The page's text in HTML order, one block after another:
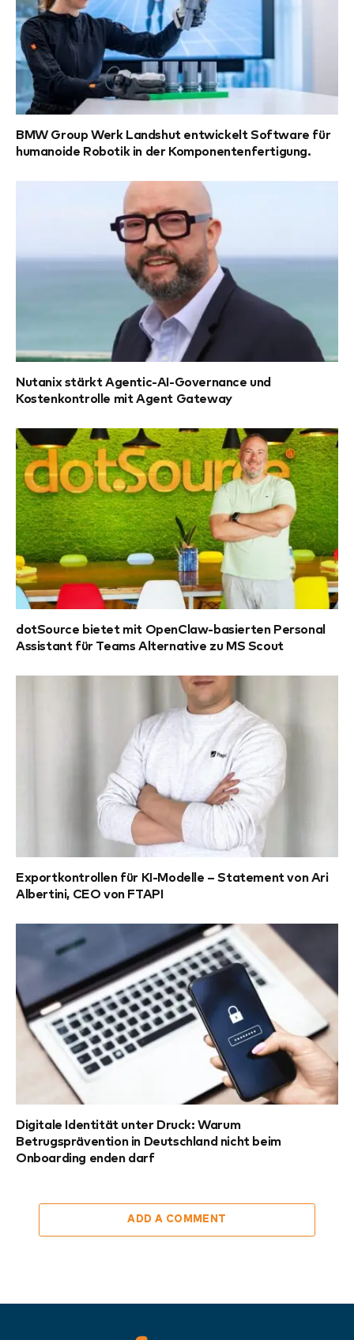
BMW Group Werk Landshut entwickelt Software für
humanoide Robotik in der Komponentenfertigung.
Nutanix stärkt Agentic-AI-Governance und
Kostenkontrolle mit Agent Gateway
dotSource bietet mit OpenClaw-basierten Personal
Assistant für Teams Alternative zu MS Scout
Exportkontrollen für KI-Modelle – Statement von Ari
Albertini, CEO von FTAPI
Digitale Identität unter Druck: Warum
Betrugsprävention in Deutschland nicht beim
Onboarding enden darf
ADD A COMMENT